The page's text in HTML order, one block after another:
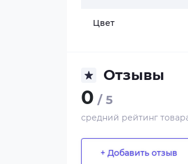
Цвет
Отзывы
0 / 5
средний рейтинг
+ Добавить отзыв